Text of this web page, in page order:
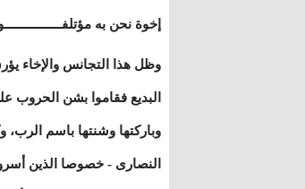
إخوة نحن به
وظل هذا التجانس والإخاء
البديع فقاموا بشن الحروب
وباركتها وشنتها باسم
النصارى - خصوصا الذين